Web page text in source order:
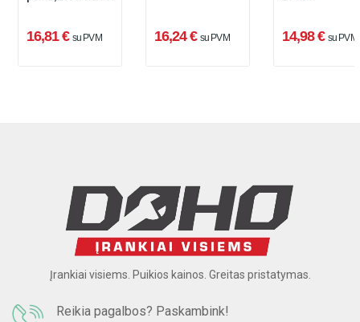
16,81 € su PVM 16,24 € su PVM 14,98 € su PVM
Įrankiai visiems. Puikios kainos. Greitas pristatymas.
Reikia pagalbos? Paskambink!